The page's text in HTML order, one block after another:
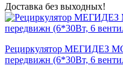
Доставка без выходных!
Рециркулятор МЕГИДЕЗ
передвижн (6*30Вт, 6